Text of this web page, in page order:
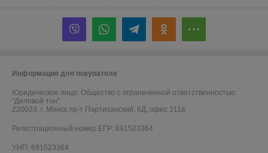
Информация для покупателя
Юридическое лицо: Общество с ограниченной ответственностью
"Деловой тон"
220033, г. Минск пр-т Партизанский, 6Д, офис 311в
Регистрационный номер ЕГР: 691523364
УНП: 691523364